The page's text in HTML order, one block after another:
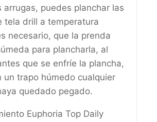
arrugas, puedes planchar las
tela drill a temperatura
necesario, que la prenda
para plancharla, al
que se enfríe la plancha,
un trapo húmedo cualquier
quedado pegado.
Euphoria Top Daily